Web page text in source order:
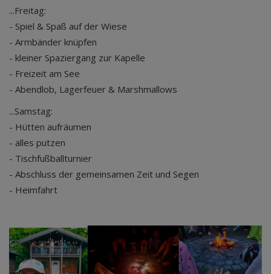
...Freitag:
- Spiel & Spaß auf der Wiese
- Armbänder knüpfen
- kleiner Spaziergang zur Kapelle
- Freizeit am See
- Abendlob, Lagerfeuer & Marshmallows
...Samstag:
- Hütten aufräumen
- alles putzen
- Tischfußballturnier
- Abschluss der gemeinsamen Zeit und Segen
- Heimfahrt